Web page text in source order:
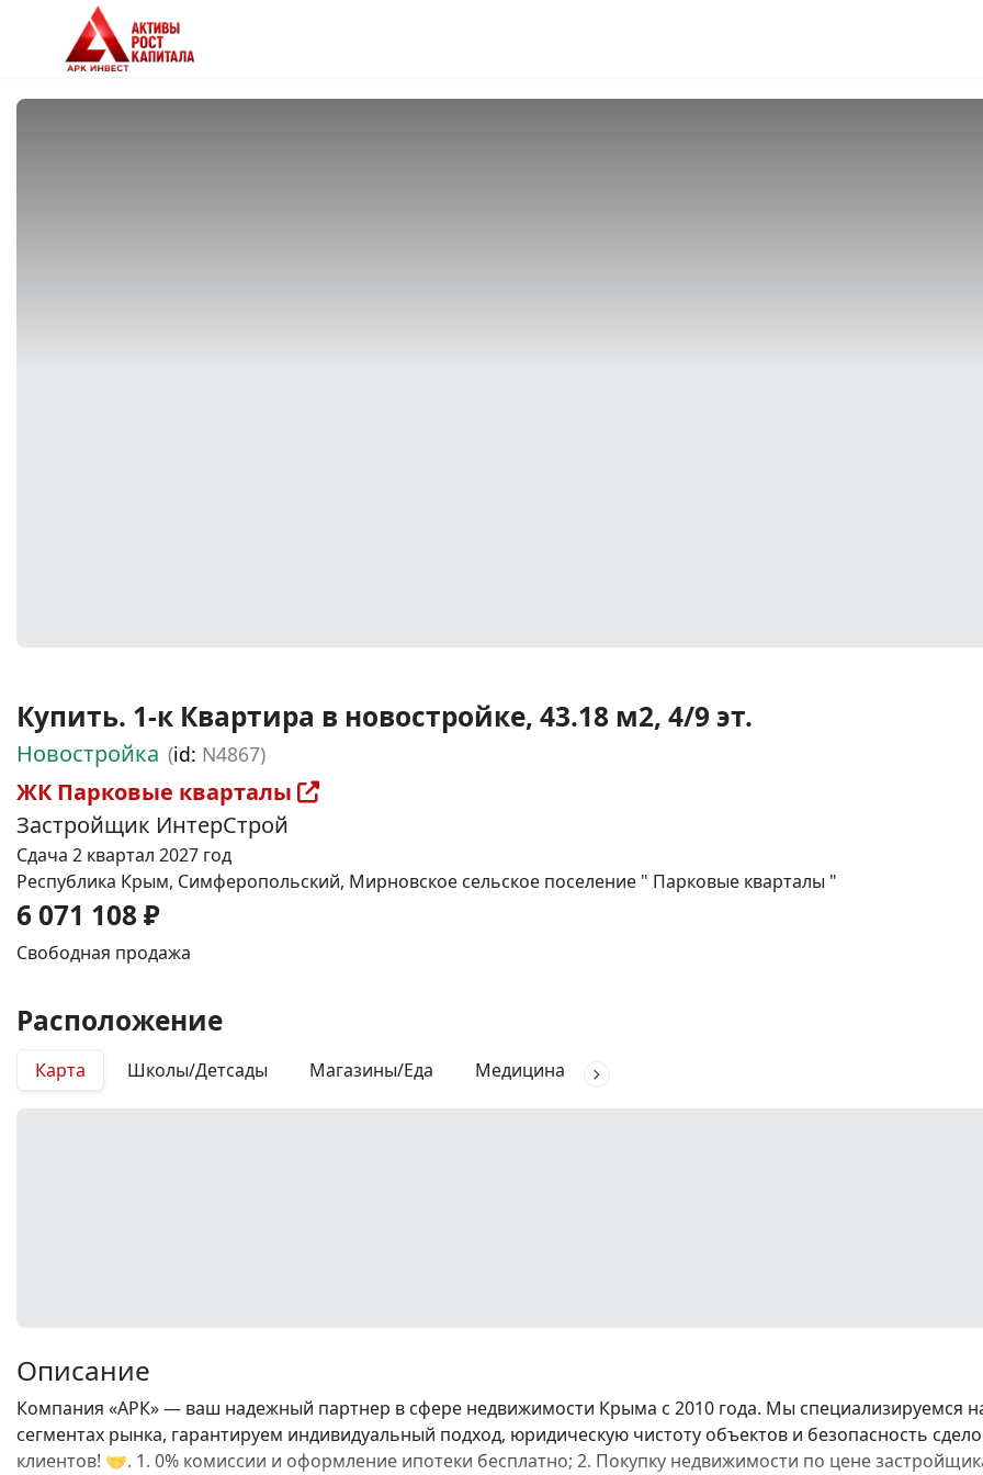
Купить. 1-к Квартира в новостройке, 43.18 м2, 4/9 эт.
Новостройка (id: N4867)
ЖК Парковые кварталы
Застройщик ИнтерСтрой
Сдача 2 квартал 2027 год
Республика Крым, Симферопольский, Мирновское сельское поселение " Парковые кварталы "
6 071 108 ₽
Свободная продажа
Расположение
Карта Школы/Детсады Магазины/Еда Медицина
Описание
Компания «АРК» — ваш надежный партнер в сфере недвижимости Крыма с 2010 года. Мы специализируемся на
сегментах рынка, гарантируем индивидуальный подход, юридическую чистоту объектов и безопасность
клиентов! 🤝. 1. 0% комиссии и оформление ипотеки бесплатно; 2. Покупку недвижимости по цене